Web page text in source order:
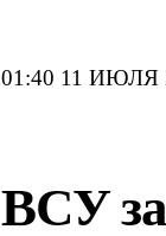
01:40 11 ИЮЛЯ
ВСУ за